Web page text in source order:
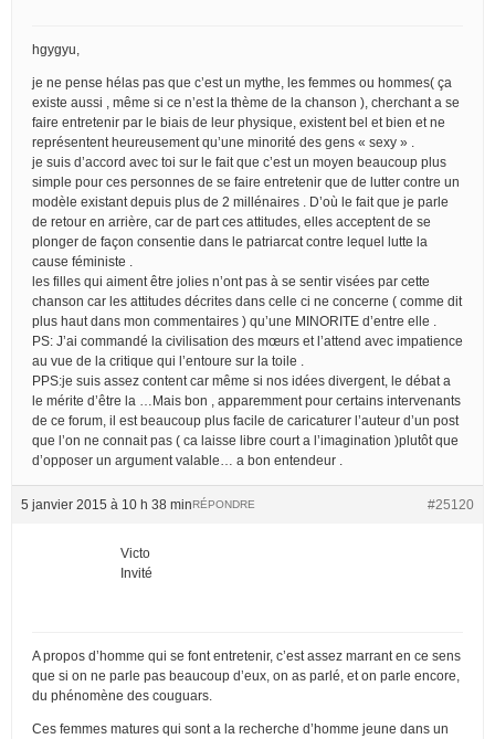
hgygyu,
je ne pense hélas pas que c’est un mythe, les femmes ou hommes( ça
existe aussi , même si ce n’est la thème de la chanson ), cherchant a se
faire entretenir par le biais de leur physique, existent bel et bien et ne
représentent heureusement qu’une minorité des gens « sexy » .
je suis d’accord avec toi sur le fait que c’est un moyen beaucoup plus
simple pour ces personnes de se faire entretenir que de lutter contre un
modèle existant depuis plus de 2 millénaires . D’où le fait que je parle
de retour en arrière, car de part ces attitudes, elles acceptent de se
plonger de façon consentie dans le patriarcat contre lequel lutte la
cause féministe .
les filles qui aiment être jolies n’ont pas à se sentir visées par cette
chanson car les attitudes décrites dans celle ci ne concerne ( comme dit
plus haut dans mon commentaires ) qu’une MINORITE d’entre elle .
PS: J’ai commandé la civilisation des mœurs et l’attend avec impatience
au vue de la critique qui l’entoure sur la toile .
PPS:je suis assez content car même si nos idées divergent, le débat a
le mérite d’être la …Mais bon , apparemment pour certains intervenants
de ce forum, il est beaucoup plus facile de caricaturer l’auteur d’un post
que l’on ne connait pas ( ca laisse libre court a l’imagination )plutôt que
d’opposer un argument valable… a bon entendeur .
5 janvier 2015 à 10 h 38 min #25120
RÉPONDRE
Victo
Invité
A propos d’homme qui se font entretenir, c’est assez marrant en ce sens
que si on ne parle pas beaucoup d’eux, on as parlé, et on parle encore,
du phénomène des couguars.
Ces femmes matures qui sont a la recherche d’homme jeune dans un